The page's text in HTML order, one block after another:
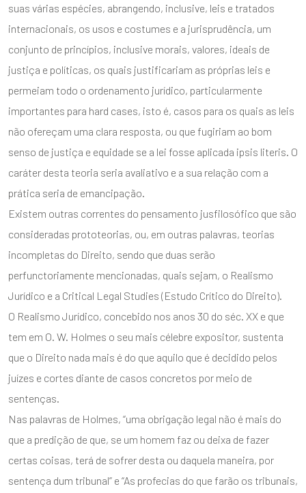
suas várias espécies, abrangendo, inclusive, leis e tratados
internacionais, os usos e costumes e a jurisprudência, um
conjunto de princípios, inclusive morais, valores, ideais de
justiça e políticas, os quais justificariam as próprias leis e
permeiam todo o ordenamento jurídico, particularmente
importantes para hard cases, isto é, casos para os quais as leis
não ofereçam uma clara resposta, ou que fugiriam ao bom
senso de justiça e equidade se a lei fosse aplicada ipsis literis. O
caráter desta teoria seria avaliativo e a sua relação com a
prática seria de emancipação.
Existem outras correntes do pensamento jusfilosófico que são
consideradas prototeorias, ou, em outras palavras, teorias
incompletas do Direito, sendo que duas serão
perfunctoriamente mencionadas, quais sejam, o Realismo
Jurídico e a Critical Legal Studies (Estudo Crítico do Direito).
O Realismo Jurídico, concebido nos anos 30 do séc. XX e que
tem em O. W. Holmes o seu mais célebre expositor, sustenta
que o Direito nada mais é do que aquilo que é decidido pelos
juízes e cortes diante de casos concretos por meio de
sentenças.
Nas palavras de Holmes, “uma obrigação legal não é mais do
que a predição de que, se um homem faz ou deixa de fazer
certas coisas, terá de sofrer desta ou daquela maneira, por
sentença dum tribunal” e “As profecias do que farão os tribunais,